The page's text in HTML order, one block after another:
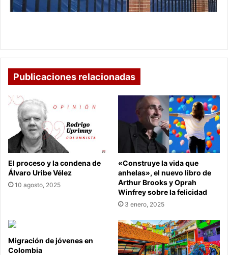
en
Publicaciones relacionadas
El proceso y la condena de
Álvaro Uribe Vélez
10 agosto, 2025
«Construye la vida que
anhelas», el nuevo libro de
Arthur Brooks y Oprah
Winfrey sobre la felicidad
3 enero, 2025
Migración de jóvenes en
Colombia